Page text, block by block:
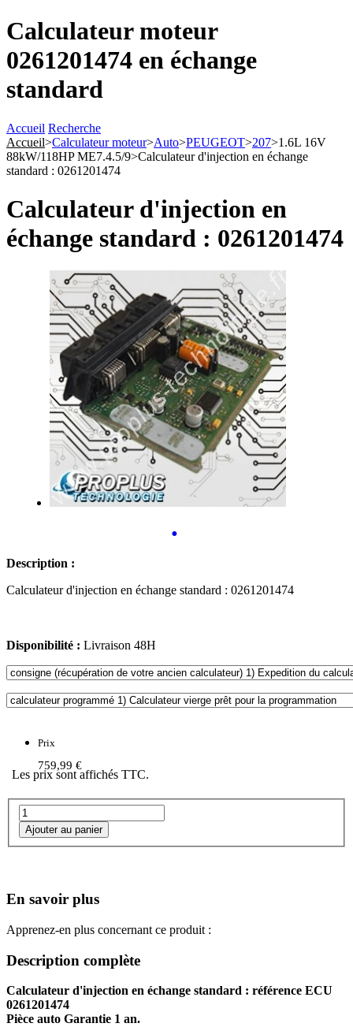
Calculateur moteur
0261201474 en échange
standard
Accueil Recherche
Accueil>Calculateur moteur>Auto>PEUGEOT>207>1.6L 16V
88kW/118HP ME7.4.5/9>Calculateur d'injection en échange
standard : 0261201474
Calculateur d'injection en
échange standard : 0261201474
•
Description :
Calculateur d'injection en échange standard : 0261201474
Disponibilité : Livraison 48H
Prix
759,99 €
Les prix sont affichés TTC.
En savoir plus
Apprenez-en plus concernant ce produit :
Description complète
Calculateur d'injection en échange standard : référence ECU
0261201474
Pièce auto Garantie 1 an.